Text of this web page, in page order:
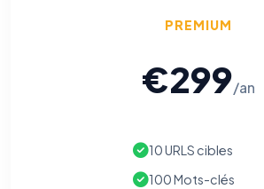
PREMIUM
€299/an
10 URLS cibles
100 Mots-clés